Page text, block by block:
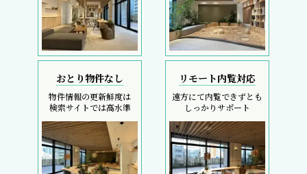
おとり物件なし
物件情報の更新鮮度は
検索サイトでは高水準
リモート内覧対応
遠方にて内覧できずとも
しっかりサポート